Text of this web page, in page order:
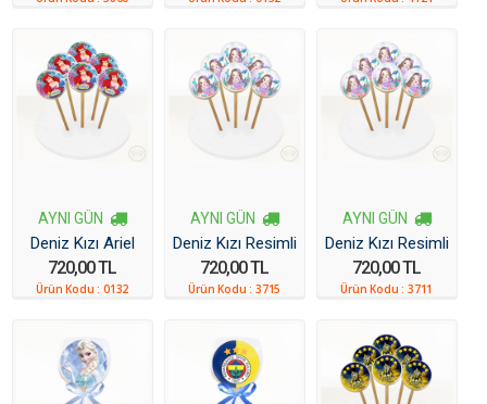
AYNI GÜN
Deniz Kızı Ariel
Resimli Kurabiye
720,00 TL
Ürün Kodu :0132
AYNI GÜN
Deniz Kızı Resimli
1 Yaş Kurabiye 6
720,00 TL
Ürün Kodu :3715
AYNI GÜN
Deniz Kızı Resimli
Kurabiye 6 Adet
720,00 TL
Ürün Kodu :3711